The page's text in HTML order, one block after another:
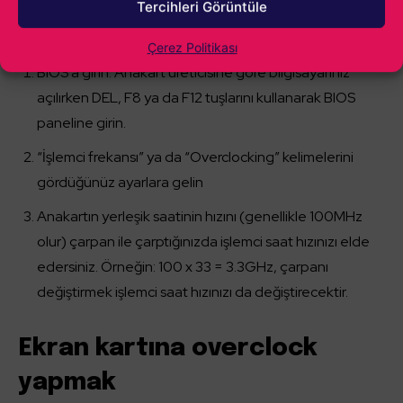
Tercihleri Görüntüle
Çerez Politikası
Adımlar:
BIOS’a girin: Anakart üreticisine göre bilgisayarınız
açılırken DEL, F8 ya da F12 tuşlarını kullanarak BIOS
paneline girin.
“İşlemci frekansı” ya da “Overclocking” kelimelerini
gördüğünüz ayarlara gelin
Anakartın yerleşik saatinin hızını (genellikle 100MHz
olur) çarpan ile çarptığınızda işlemci saat hızınızı elde
edersiniz. Örneğin: 100 x 33 = 3.3GHz, çarpanı
değiştirmek işlemci saat hızınızı da değiştirecektir.
Ekran kartına overclock
yapmak